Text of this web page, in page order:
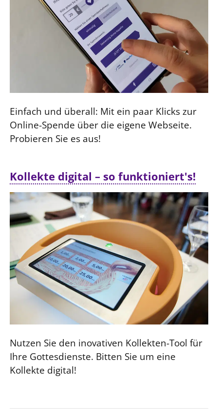
Einfach und überall: Mit ein paar Klicks zur
Online-Spende über die eigene Webseite.
Probieren Sie es aus!
Kollekte digital – so funktioniert's!
Nutzen Sie den inovativen Kollekten-Tool für
Ihre Gottesdienste. Bitten Sie um eine
Kollekte digital!